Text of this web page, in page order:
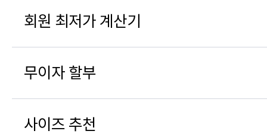
회원 최저가 계산기
무이자 할부
사이즈 추천